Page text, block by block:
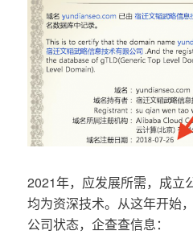
2021年，应发展所需，成立
均为资深技术。从这年开始
公司状态，企查查信息：